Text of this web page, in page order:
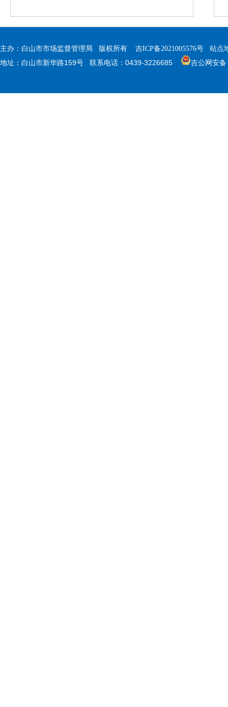
主办：白山市市场监督管理局 版权所有 吉ICP备2021005576号 站点
地址：白山市新华路159号 联系电话：0439-3226685 吉公网安备